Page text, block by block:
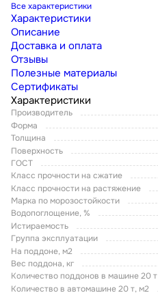
Все характеристики
Характеристики
Описание
Доставка и оплата
Отзывы
Полезные материалы
Сертификаты
Характеристики
Производитель
Форма
Толщина
Поверхность
ГОСТ
Класс прочности на сжатие
Класс прочности на растяжение
Марка по морозостойкости
Водопоглощение, %
Истираемость
Группа эксплуатации
На поддоне, м2
Вес поддона, кг
Количество поддонов в машине 20 т
Количество в автомашине 20 т, м2